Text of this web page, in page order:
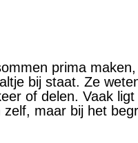
prima
bij staat. Ze
of delen. Vaak ligt
maar bij het